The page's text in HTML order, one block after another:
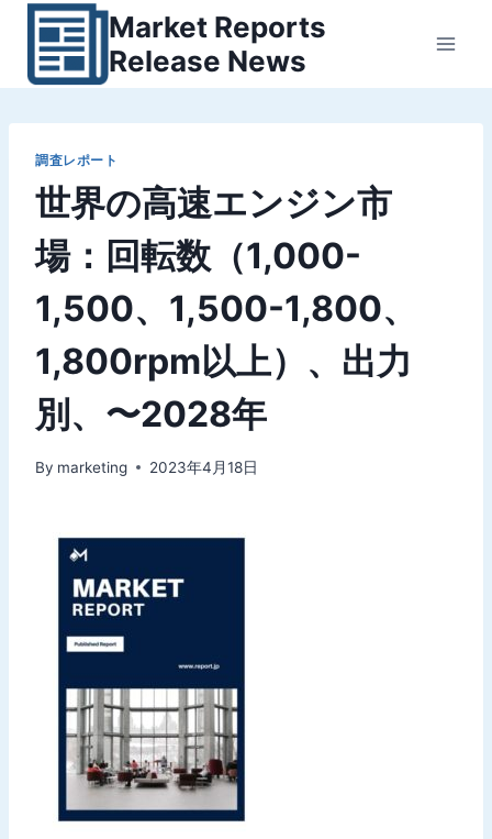
Market Reports
Release News
調査レポート
世界の高速エンジン市
場：回転数（1,000-
1,500、1,500-1,800、
1,800rpm以上）、出力
別、〜2028年
By marketing 2023年4月18日